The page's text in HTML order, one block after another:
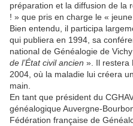
préparation et la diffusion de la
! » que pris en charge le «
Bien entendu, il participa
qui publiera en 1994, sa
national de Généalogie de
de l’État civil ancien ». Il restera
2004, où la maladie lui créera
main.
En tant que président du
généalogique Auvergne-
Fédération française de